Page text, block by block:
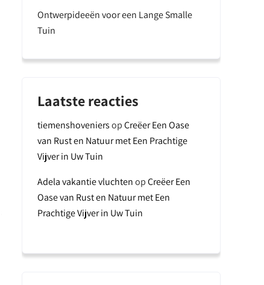
Ontwerpideeën voor een Lange Smalle
Tuin
Laatste reacties
tiemenshoveniersopCreëer Een Oase
van Rust en Natuur met Een Prachtige
Vijver in Uw Tuin
Adela vakantie vluchtenopCreëer Een
Oase van Rust en Natuur met Een
Prachtige Vijver in Uw Tuin